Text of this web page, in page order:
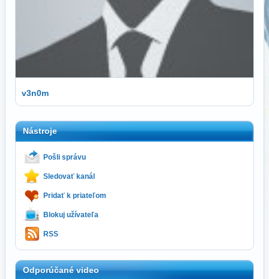
v3n0m
Nástroje
Pošli správu
Sledovať kanál
Pridať k priateľom
Blokuj užívateľa
RSS
Odporúčané video